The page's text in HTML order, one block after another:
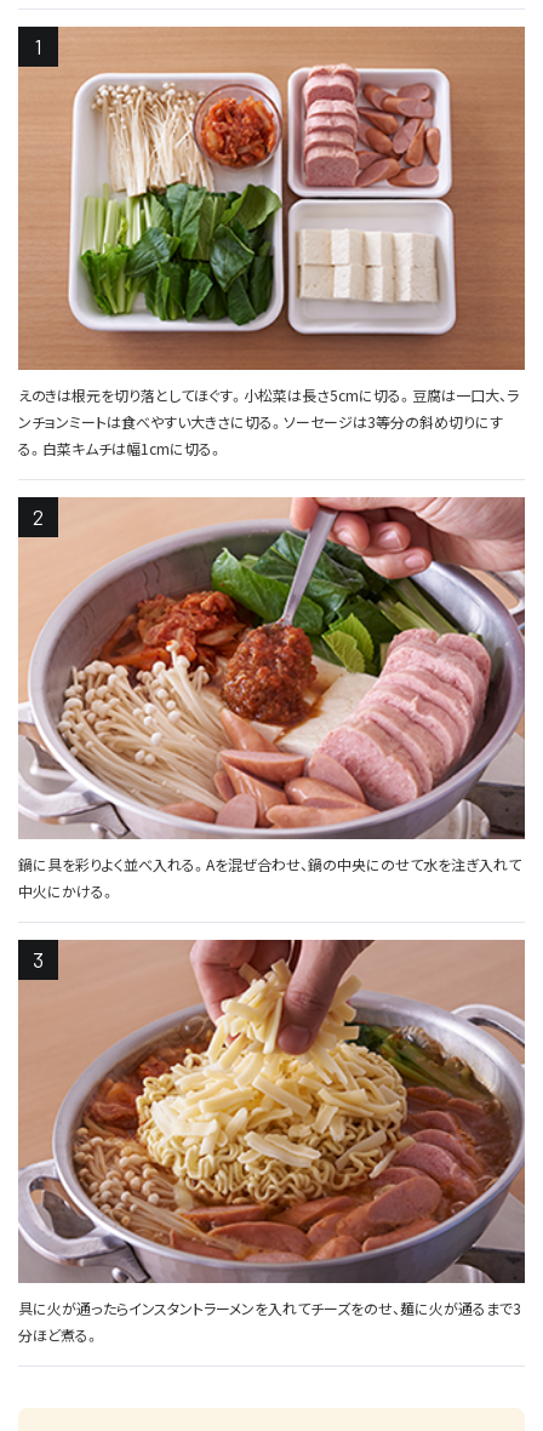
えのきは根元を切り落としてほぐす。小松菜は長さ5cmに切る。豆腐は一口大、ラ
ンチョンミートは食べやすい大きさに切る。ソーセージは3等分の斜め切りにす
る。白菜キムチは幅1cmに切る。
鍋に具を彩りよく並べ入れる。Aを混ぜ合わせ、鍋の中央にのせて水を注ぎ入れて
中火にかける。
具に火が通ったらインスタントラーメンを入れてチーズをのせ、麺に火が通るまで3
分ほど煮る。